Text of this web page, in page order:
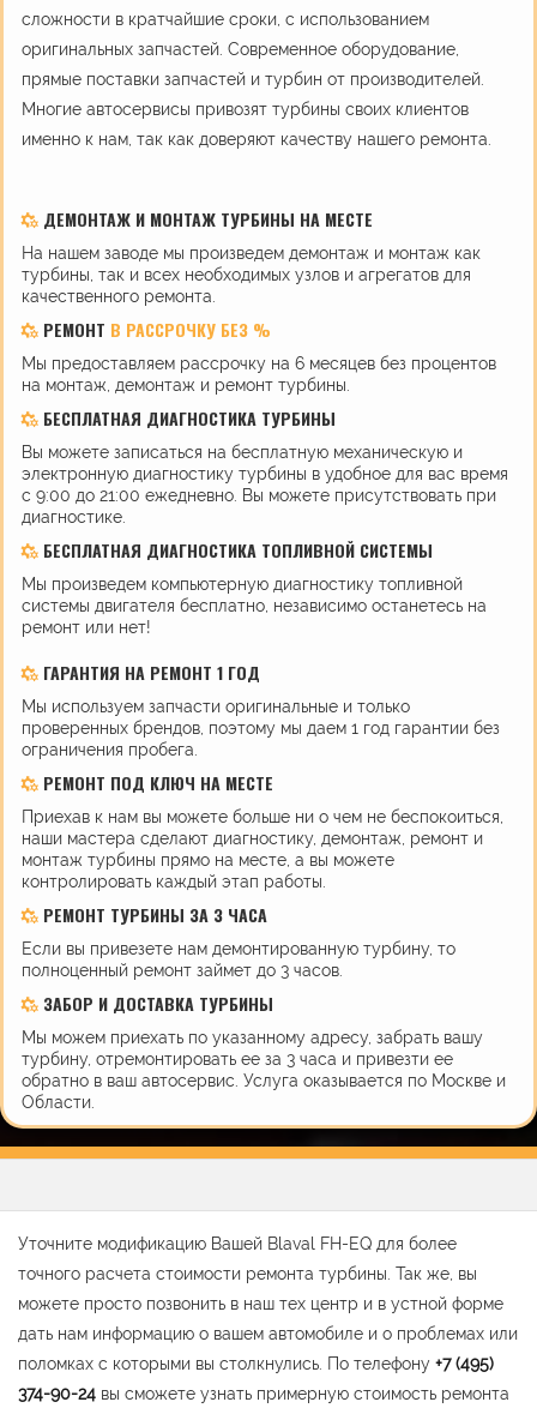
сложности в кратчайшие сроки, с использованием
оригинальных запчастей. Современное оборудование,
прямые поставки запчастей и турбин от производителей.
Многие автосервисы привозят турбины своих клиентов
именно к нам, так как доверяют качеству нашего ремонта.
ДЕМОНТАЖ И МОНТАЖ ТУРБИНЫ НА МЕСТЕ
На нашем заводе мы произведем демонтаж и монтаж как
турбины, так и всех необходимых узлов и агрегатов для
качественного ремонта.
РЕМОНТ В РАССРОЧКУ БЕЗ %
Мы предоставляем рассрочку на 6 месяцев без процентов
на монтаж, демонтаж и ремонт турбины.
БЕСПЛАТНАЯ ДИАГНОСТИКА ТУРБИНЫ
Вы можете записаться на бесплатную механическую и
электронную диагностику турбины в удобное для вас время
с 9:00 до 21:00 ежедневно. Вы можете присутствовать при
диагностике.
БЕСПЛАТНАЯ ДИАГНОСТИКА ТОПЛИВНОЙ СИСТЕМЫ
Мы произведем компьютерную диагностику топливной
системы двигателя бесплатно, независимо останетесь на
ремонт или нет!
ГАРАНТИЯ НА РЕМОНТ 1 ГОД
Мы используем запчасти оригинальные и только
проверенных брендов, поэтому мы даем 1 год гарантии без
ограничения пробега.
РЕМОНТ ПОД КЛЮЧ НА МЕСТЕ
Приехав к нам вы можете больше ни о чем не беспокоиться,
наши мастера сделают диагностику, демонтаж, ремонт и
монтаж турбины прямо на месте, а вы можете
контролировать каждый этап работы.
РЕМОНТ ТУРБИНЫ ЗА 3 ЧАСА
Если вы привезете нам демонтированную турбину, то
полноценный ремонт займет до 3 часов.
ЗАБОР И ДОСТАВКА ТУРБИНЫ
Мы можем приехать по указанному адресу, забрать вашу
турбину, отремонтировать ее за 3 часа и привезти ее
обратно в ваш автосервис. Услуга оказывается по Москве и
Области.
Уточните модификацию Вашей Blaval FH-EQ для более
точного расчета стоимости ремонта турбины. Так же, вы
можете просто позвонить в наш тех центр и в устной форме
дать нам информацию о вашем автомобиле и о проблемах или
поломках с которыми вы столкнулись. По телефону +7 (495)
374-90-24 вы сможете узнать примерную стоимость ремонта